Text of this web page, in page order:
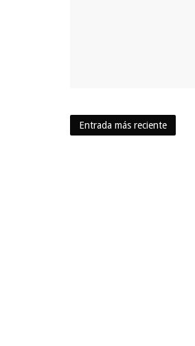
Entrada más reciente